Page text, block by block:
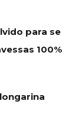
para se
100%